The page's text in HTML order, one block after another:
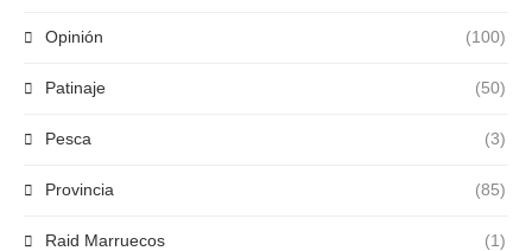
Opinión (100)
Patinaje (50)
Pesca (3)
Provincia (85)
Raid Marruecos (1)